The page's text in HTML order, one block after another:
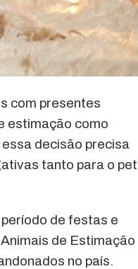
com presentes
estimação como
decisão precisa
tanto para o pet
de festas e
de Estimação
no país.